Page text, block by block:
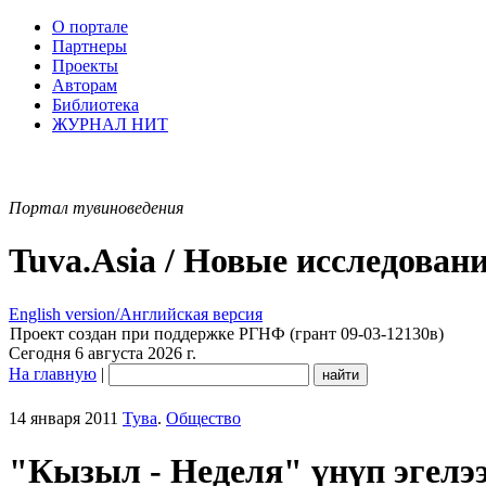
О портале
Партнеры
Проекты
Авторам
Библиотека
ЖУРНАЛ НИТ
Портал тувиноведения
Tuva.Asia / Новые
English version/Английская версия
Проект создан при поддержке РГНФ (грант 09-03-12130в)
Сегодня 6 августа 2026 г.
На главную |
14 января 2011 Тува. Общество
"Кызыл - Неделя" үнүп